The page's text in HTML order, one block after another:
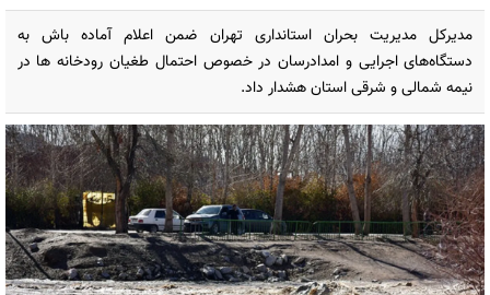
مدیرکل مدیریت بحران استانداری تهران ضمن اعلام آماده باش به
دستگاه‌های اجرایی و امدادرسان در خصوص احتمال طغیان رودخانه ها در
نیمه شمالی و شرقی استان هشدار داد.